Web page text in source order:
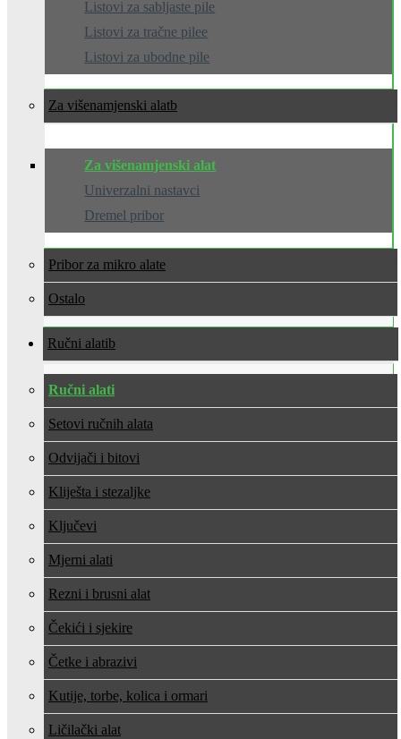
Listovi za sabljaste pile
Listovi za tračne pilee
Listovi za ubodne pile
Za višenamjenski alat
Za višenamjenski alat
Univerzalni nastavci
Dremel pribor
Pribor za mikro alate
Ostalo
Ručni alati
Ručni alati
Setovi ručnih alata
Odvijači i bitovi
Kliješta i stezaljke
Ključevi
Mjerni alati
Rezni i brusni alat
Čekići i sjekire
Četke i abrazivi
Kutije, torbe, kolica i ormari
Ličilački alat